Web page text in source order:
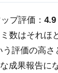
プ評価： 4.9
数はそれほ
う評価の高
成果報告に